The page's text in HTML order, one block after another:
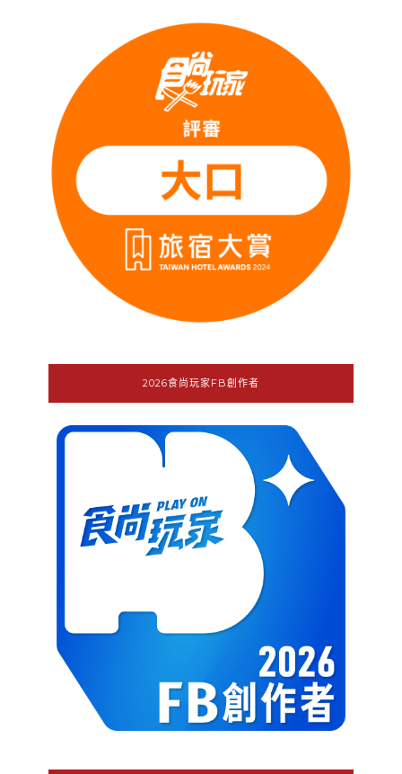
2026食尚玩家FB創作者